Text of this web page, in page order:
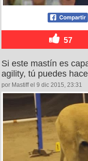
57
Si este mastín es
agility, tú puedes
por Mastiff el 9 dic 2015, 23:31